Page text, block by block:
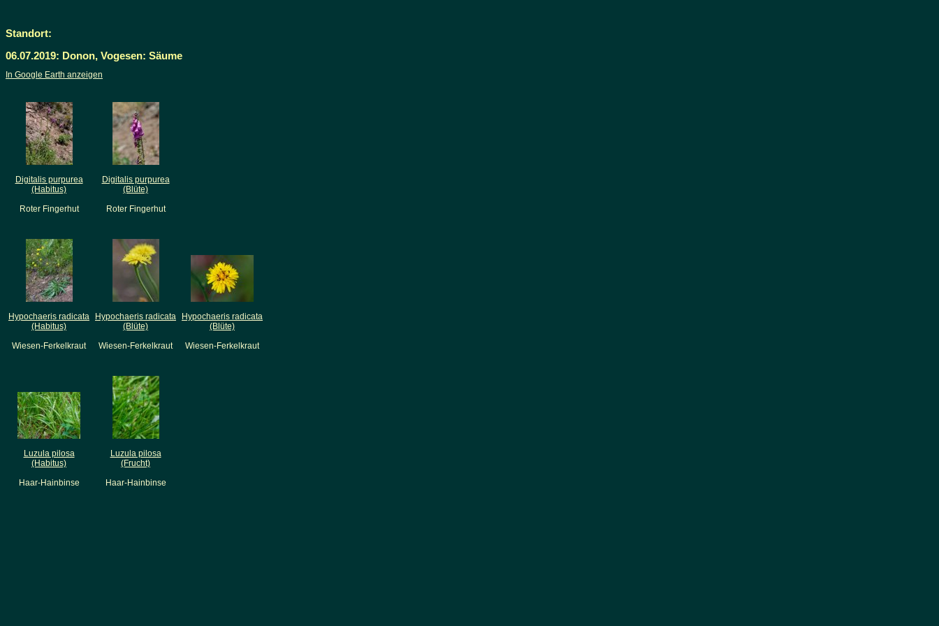
Standort:
06.07.2019: Donon, Vogesen: Säume
In Google Earth anzeigen
Digitalis purpurea
(Habitus)
Roter Fingerhut
Digitalis purpurea
(Blüte)
Roter Fingerhut
Hypochaeris radicata
(Habitus)
Wiesen-Ferkelkraut
Hypochaeris radicata
(Blüte)
Wiesen-Ferkelkraut
Hypochaeris radicata
(Blüte)
Wiesen-Ferkelkraut
Luzula pilosa
(Habitus)
Haar-Hainbinse
Luzula pilosa
(Frucht)
Haar-Hainbinse